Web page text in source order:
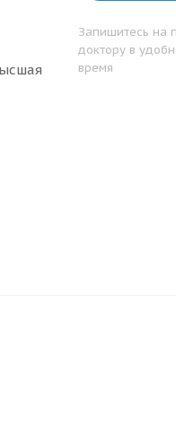
Запишитесь на
доктору в
время